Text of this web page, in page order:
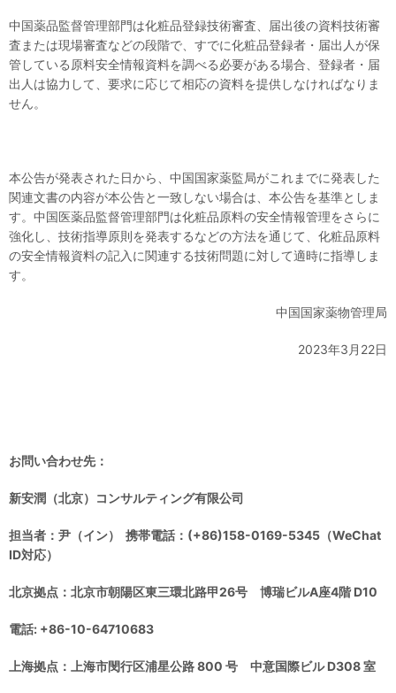
中国薬品監督管理部門は化粧品登録技術審査、届出後の資料技術審
査または現場審査などの段階で、すでに化粧品登録者・届出人が保
管している原料安全情報資料を調べる必要がある場合、登録者・届
出人は協力して、要求に応じて相応の資料を提供しなければなりま
せん。
本公告が発表された日から、中国国家薬監局がこれまでに発表した
関連文書の内容が本公告と一致しない場合は、本公告を基準としま
す。中国医薬品監督管理部門は化粧品原料の安全情報管理をさらに
強化し、技術指導原則を発表するなどの方法を通じて、化粧品原料
の安全情報資料の記入に関連する技術問題に対して適時に指導しま
す。
中国国家薬物管理局
2023年3月22日
お問い合わせ先：
新安潤（北京）コンサルティング有限公司
担当者：尹（イン） 携帯電話：(+86)158-0169-5345（WeChat
ID対応）
北京拠点：北京市朝陽区東三環北路甲26号 博瑞ビルA座4階 D10
電話: +86-10-64710683
上海拠点：上海市閔行区浦星公路 800 号 中意国際ビル D308 室